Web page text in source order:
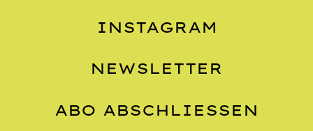
INSTAGRAM
NEWSLETTER
ABO ABSCHLIESSEN